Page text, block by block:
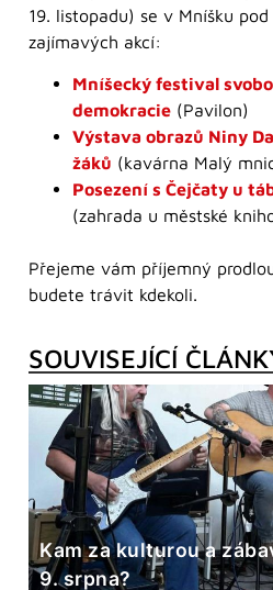
19. listopadu) se v Mníšku
zajímavých akcí:
Mníšecký festival
demokracie (Pavilon)
Výstava obrazů Niny
žáků (kavárna Malý
Posezení s Čejčaty u
(zahrada u městské
Přejeme vám příjemný
budete trávit kdekoli.
SOUVISEJÍCÍ
Kam za kulturou a
9. srpna?